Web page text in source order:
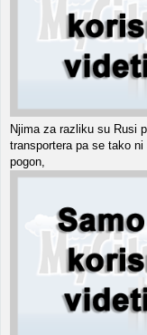
Njima za razliku su Rusi
transportera pa se tako
pogon,